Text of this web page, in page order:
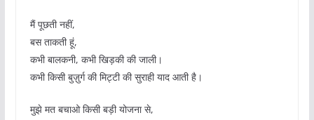
मैं पूछती नहीं,
बस ताकती हूं,
कभी बालकनी, कभी खिड़की की जाली।
कभी किसी बुज़ुर्ग की मिट्टी की सुराही याद आती है।
मुझे मत बचाओ किसी बड़ी योजना से,